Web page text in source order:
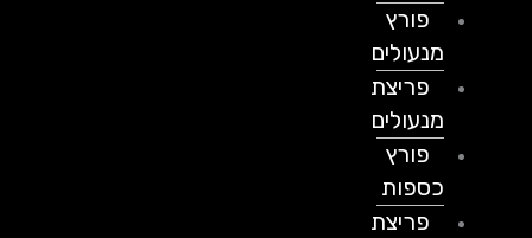
פורץ
מנעולים
פריצת
מנעולים
פורץ
כספות
פריצת